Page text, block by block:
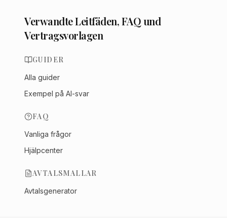
Verwandte Leitfäden, FAQ und
Vertragsvorlagen
GUIDER
Alla guider
Exempel på AI-svar
FAQ
Vanliga frågor
Hjälpcenter
AVTALSMALLAR
Avtalsgenerator